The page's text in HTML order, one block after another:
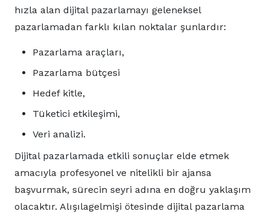
hızla alan dijital pazarlamayı geleneksel
pazarlamadan farklı kılan noktalar şunlardır:
Pazarlama araçları,
Pazarlama bütçesi
Hedef kitle,
Tüketici etkileşimi,
Veri analizi.
Dijital pazarlamada etkili sonuçlar elde etmek
amacıyla profesyonel ve nitelikli bir ajansa
başvurmak, sürecin seyri adına en doğru yaklaşım
olacaktır. Alışılagelmişi ötesinde dijital pazarlama